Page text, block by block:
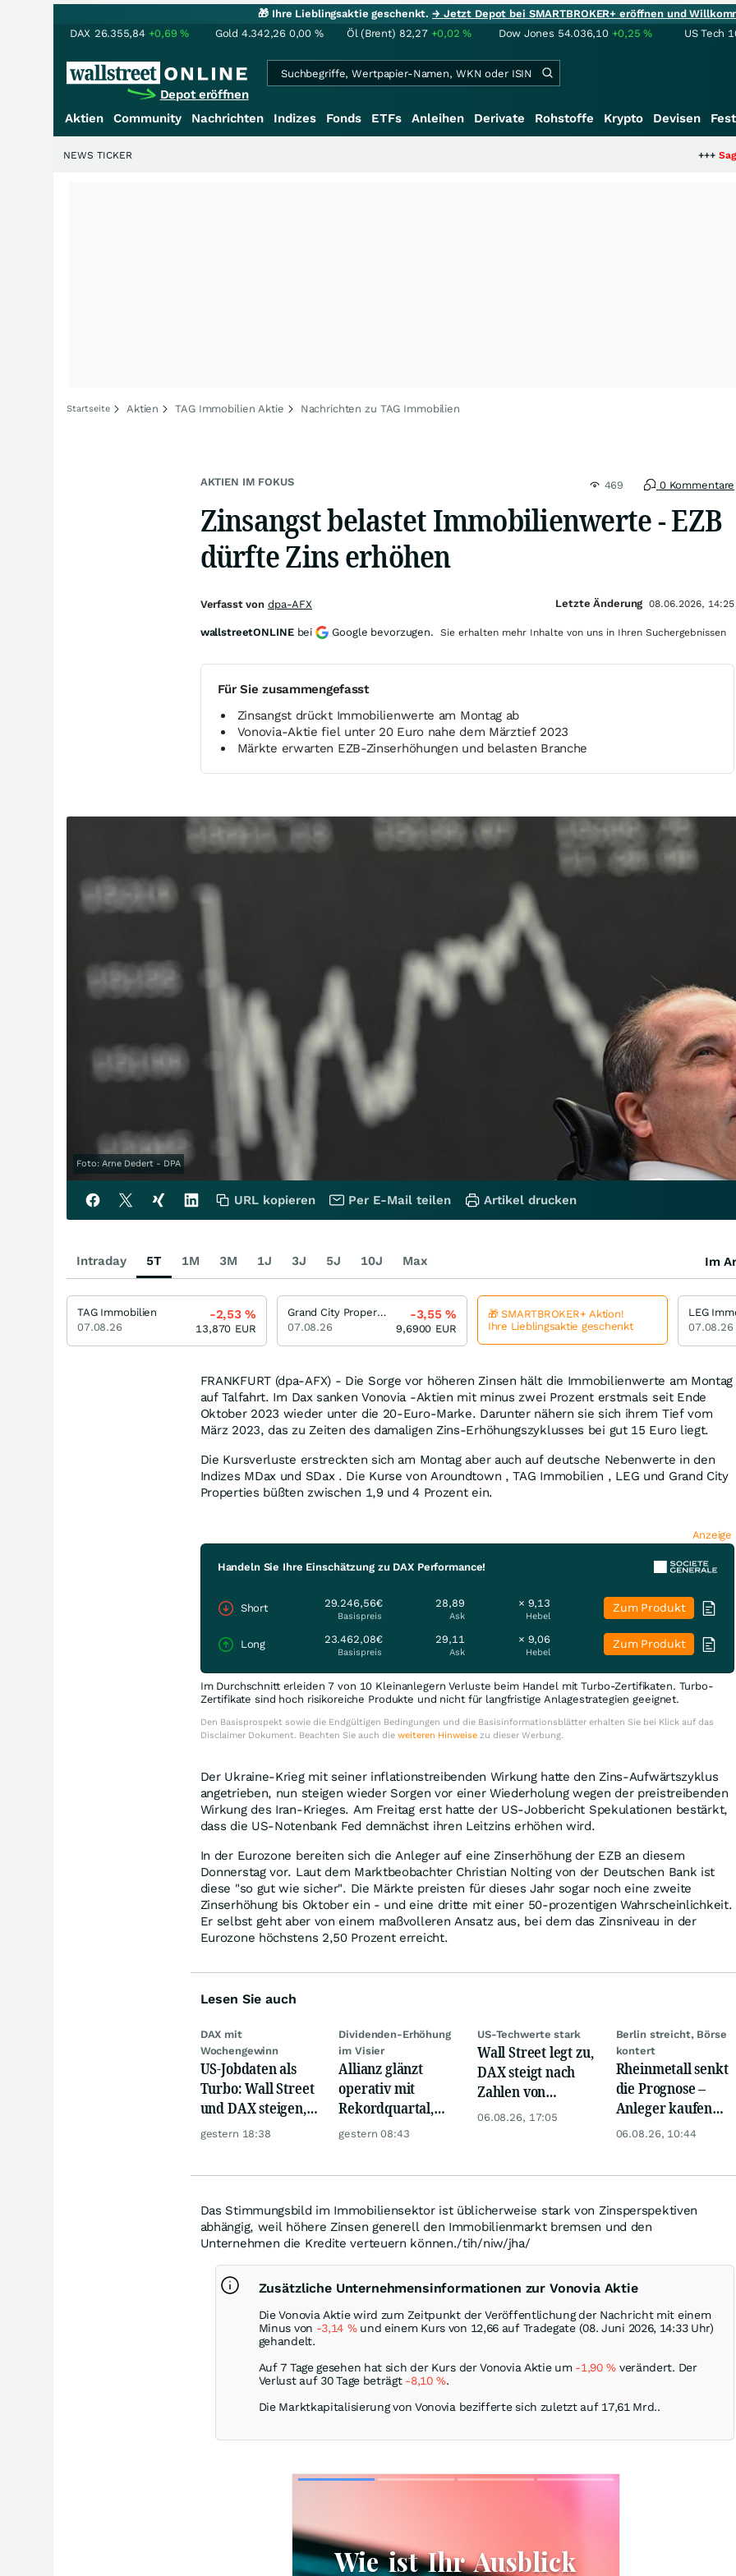
🎁 Ihre Lieblingsaktie geschenkt.→ Jetzt Depot bei SMARTBROKER+ eröffnen und
DAX 26.355,84 +0,69% Gold 4.342,26 0,00 % Öl (Brent) 82,27 +0,02% Dow Jones 54.036,10 +0,25% US Tech
Depot eröffnen
Aktien Community Nachrichten Indizes Fonds ETFs Anleihen Derivate Rohstoffe Krypto Devisen
Saga bei 0,53
NEWS TICKER
Startseite Aktien TAG Immobilien Aktie Nachrichten zu TAG Immobilien
AKTIEN IM FOKUS 469 0 Kommentare
Zinsangst belastet Immobilienwerte - EZB
dürfte Zins erhöhen
Für Sie zusammengefasst
Zinsangst drückt Immobilienwerte am Montag ab
Vonovia-Aktie fiel unter 20 Euro nahe dem Märztief 2023
Märkte erwarten EZB-Zinserhöhungen und belasten Branche
Foto: Arne Dedert - DPA
FRANKFURT (dpa-AFX) - Die Sorge vor höheren Zinsen hält die Immobilienwerte am Montag
auf Talfahrt. Im Dax sanken Vonovia -Aktien mit minus zwei Prozent erstmals seit Ende
Oktober 2023 wieder unter die 20-Euro-Marke. Darunter nähern sie sich ihrem Tief vom
März 2023, das zu Zeiten des damaligen Zins-Erhöhungszyklusses bei gut 15 Euro liegt.
Die Kursverluste erstreckten sich am Montag aber auch auf deutsche Nebenwerte in den
Indizes MDax und SDax . Die Kurse von Aroundtown , TAG Immobilien , LEG und Grand City
Properties büßten zwischen 1,9 und 4 Prozent ein.
Anzeige
Handeln Sie Ihre Einschätzung zu DAX Performance!
Short 29.246,56€
Basispreis
28,89
Ask
× 9,13
Hebel
Zum Produkt
Long 23.462,08€
Basispreis
29,11
Ask
× 9,06
Hebel
Zum Produkt
Im Durchschnitt erleiden 7 von 10 Kleinanlegern Verluste beim Handel mit Turbo-Zertifikaten. Turbo-
Zertifikate sind hoch risikoreiche Produkte und nicht für langfristige Anlagestrategien geeignet.
Den Basisprospekt sowie die Endgültigen Bedingungen und die Basisinformationsblätter erhalten Sie bei Klick auf das
Disclaimer Dokument. Beachten Sie auch die weiteren Hinweisezu dieser Werbung.
Der Ukraine-Krieg mit seiner inflationstreibenden Wirkung hatte den Zins-Aufwärtszyklus
angetrieben, nun steigen wieder Sorgen vor einer Wiederholung wegen der preistreibenden
Wirkung des Iran-Krieges. Am Freitag erst hatte der US-Jobbericht Spekulationen bestärkt,
dass die US-Notenbank Fed demnächst ihren Leitzins erhöhen wird.
In der Eurozone bereiten sich die Anleger auf eine Zinserhöhung der EZB an diesem
Donnerstag vor. Laut dem Marktbeobachter Christian Nolting von der Deutschen Bank ist
diese "so gut wie sicher". Die Märkte preisten für dieses Jahr sogar noch eine zweite
Zinserhöhung bis Oktober ein - und eine dritte mit einer 50-prozentigen Wahrscheinlichkeit.
Er selbst geht aber von einem maßvolleren Ansatz aus, bei dem das Zinsniveau in der
Eurozone höchstens 2,50 Prozent erreicht.
Lesen Sie auch
DAX mit
Wochengewinn
US-Jobdaten als
Turbo: Wall Street
und DAX steigen,
Gold glänzt
gestern 18:38
Dividenden-Erhöhung
im Visier
Allianz glänzt
operativ mit
Rekordquartal,
doch KI-Kosten
gestern 08:43
US-Techwerte stark
Wall Street legt zu,
DAX steigt nach
Zahlen von
Telekom, Henkel
06.08.26, 17:05
Berlin streicht, Börse
kontert
Rheinmetall senkt
die Prognose –
Anleger kaufen
den Schock weg
06.08.26, 10:44
Das Stimmungsbild im Immobiliensektor ist üblicherweise stark von Zinsperspektiven
abhängig, weil höhere Zinsen generell den Immobilienmarkt bremsen und den
Unternehmen die Kredite verteuern können./tih/niw/jha/
Zusätzliche Unternehmensinformationen zur Vonovia Aktie
Die Vonovia Aktie wird zum Zeitpunkt der Veröffentlichung der Nachricht mit einem
Minus von -3,14 %und einem Kurs von 12,66 auf Tradegate (08. Juni 2026, 14:33 Uhr)
gehandelt.
Auf 7 Tage gesehen hat sich der Kurs der Vonovia Aktie um -1,90% verändert. Der
Verlust auf 30 Tage beträgt -8,10%.
Die Marktkapitalisierung von Vonovia bezifferte sich zuletzt auf 17,61 Mrd..
Verfasst von dpa-AFX Letzte Änderung 08.06.2026, 14:25
wallstreetONLINE bei Google bevorzugen. Sie erhalten mehr Inhalte von uns in Ihren Suchergebnissen
URL kopieren Per E-Mail teilen Artikel drucken
Intraday 5T 1M 3M 1J 3J 5J 10J Max Im
TAG Immobilien
07.08.26
-2,53%
13,870 EUR
Grand City Properties
07.08.26
-3,55%
9,6900 EUR
🎁 SMARTBROKER+ Aktion!
Ihre Lieblingsaktie geschenkt
LEG
07.08.26